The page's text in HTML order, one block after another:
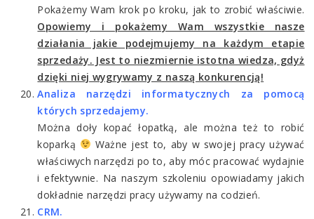
Pokażemy Wam krok po kroku, jak to zrobić właściwie.
Opowiemy i pokażemy Wam wszystkie nasze
działania jakie podejmujemy na każdym etapie
sprzedaży. Jest to niezmiernie istotna wiedza, gdyż
dzięki niej wygrywamy z naszą konkurencją!
Analiza narzędzi informatycznych za pomocą
których sprzedajemy.
Można doły kopać łopatką, ale można też to robić
koparką
Ważne jest to, aby w swojej pracy używać
właściwych narzędzi po to, aby móc pracować wydajnie
i efektywnie. Na naszym szkoleniu opowiadamy jakich
dokładnie narzędzi pracy używamy na codzień.
CRM.